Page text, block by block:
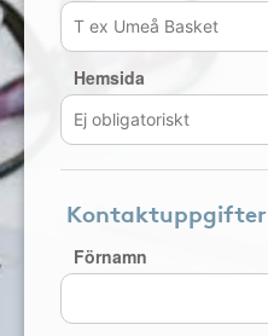
Hemsida
Kontaktuppgifter
Förnamn